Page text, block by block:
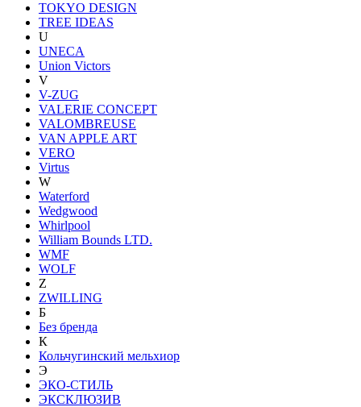
TOKYO DESIGN
TREE IDEAS
U
UNECA
Union Victors
V
V-ZUG
VALERIE CONCEPT
VALOMBREUSE
VAN APPLE ART
VERO
Virtus
W
Waterford
Wedgwood
Whirlpool
William Bounds LTD.
WMF
WOLF
Z
ZWILLING
Б
Без бренда
К
Кольчугинский мельхиор
Э
ЭКО-СТИЛЬ
ЭКСКЛЮЗИВ